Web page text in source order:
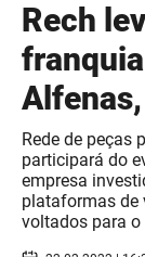
Rech
Rede de peças
participará do
empresa
plataformas de
voltados para